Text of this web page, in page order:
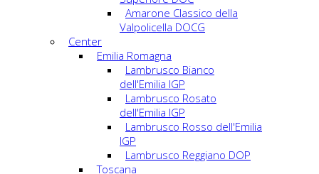
Amarone Classico della
Valpolicella DOCG
Center
Emilia Romagna
Lambrusco Bianco
dell'Emilia IGP
Lambrusco Rosato
dell'Emilia IGP
Lambrusco Rosso dell'Emilia
IGP
Lambrusco Reggiano DOP
Toscana